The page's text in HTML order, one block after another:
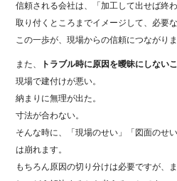
信頼される会社は、「加工して出せば終
取り付くところまでイメージして、必要
この一歩が、現場からの信頼につながり
また、 トラブル時に原因を曖昧にしない
現場で建付けが悪い。
納まりに無理が出た。
寸法が合わない。
そんな時に、「現場のせい」「図面のせ
は崩れます。
もちろん原因の切り分けは必要ですが、